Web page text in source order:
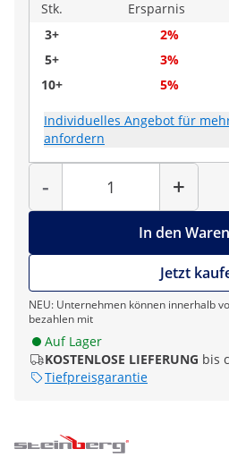
Stk.
Ersparnis
3+
2%
5+
3%
10+
5%
Individuelles Angebot für
anfordern
-
Menge
+
In den
Jetzt
NEU: Unternehmen können innerhalb
bezahlen mit
Auf Lager
KOSTENLOSE LIEFERUNG bis
Tiefpreisgarantie